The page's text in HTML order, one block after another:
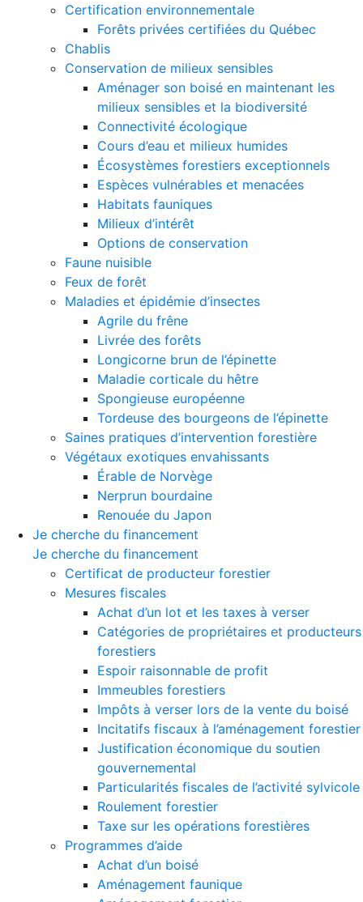
Certification environnementale
Forêts privées certifiées du Québec
Chablis
Conservation de milieux sensibles
Aménager son boisé en maintenant les
milieux sensibles et la biodiversité
Connectivité écologique
Cours d’eau et milieux humides
Écosystèmes forestiers exceptionnels
Espèces vulnérables et menacées
Habitats fauniques
Milieux d’intérêt
Options de conservation
Faune nuisible
Feux de forêt
Maladies et épidémie d’insectes
Agrile du frêne
Livrée des forêts
Longicorne brun de l’épinette
Maladie corticale du hêtre
Spongieuse européenne
Tordeuse des bourgeons de l’épinette
Saines pratiques d’intervention forestière
Végétaux exotiques envahissants
Érable de Norvège
Nerprun bourdaine
Renouée du Japon
Je cherche du financement
Je cherche du financement
Certificat de producteur forestier
Mesures fiscales
Achat d’un lot et les taxes à verser
Catégories de propriétaires et producteurs
forestiers
Espoir raisonnable de profit
Immeubles forestiers
Impôts à verser lors de la vente du boisé
Incitatifs fiscaux à l’aménagement forestier
Justification économique du soutien
gouvernemental
Particularités fiscales de l’activité sylvicole
Roulement forestier
Taxe sur les opérations forestières
Programmes d’aide
Achat d’un boisé
Aménagement faunique